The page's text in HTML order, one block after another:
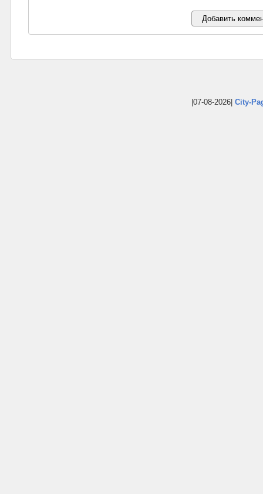
|07-08-2026| City-